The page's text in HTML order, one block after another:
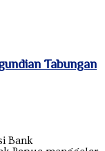
Tabungan
Bank